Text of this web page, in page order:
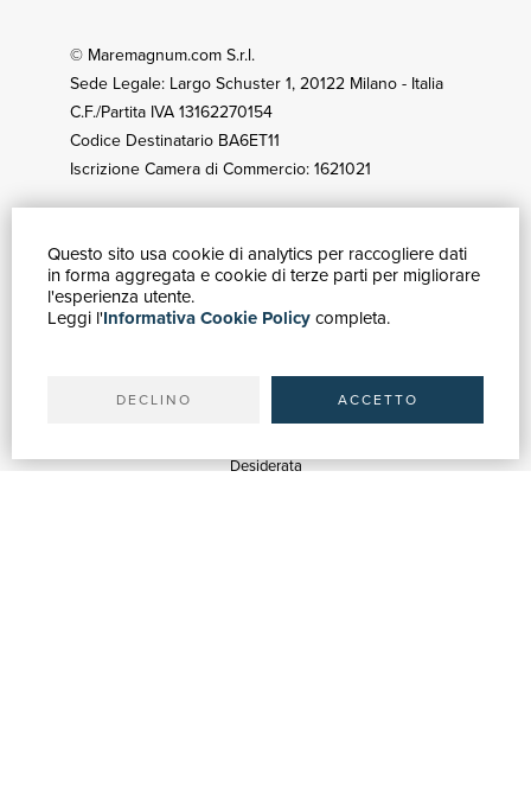
Questo sito usa cookie di analytics per raccogliere dati
in forma aggregata e cookie di terze parti per migliorare
l'esperienza utente.
Leggi l'Informativa Cookie Policycompleta.
DECLINO ACCETTO
© Maremagnum.com S.r.l.
Sede Legale: Largo Schuster 1, 20122 Milano - Italia
C.F./Partita IVA 13162270154
Codice Destinatario BA6ET11
Iscrizione Camera di Commercio: 1621021
GUIDA ACQUISTI
Ricerca avanzata
Spedizioni
Desiderata